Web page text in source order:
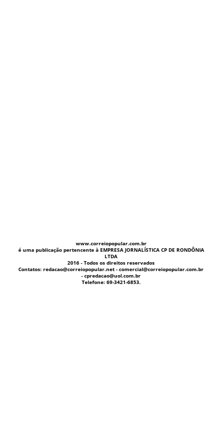
www.correiopopular.com.br
é uma publicação pertencente à EMPRESA JORNALÍSTICA CP DE RONDÔNIA
LTDA
2016 - Todos os direitos reservados
Contatos: redacao@correiopopular.net - comercial@correiopopular.com.br
- cpredacao@uol.com.br
Telefone: 69-3421-6853.